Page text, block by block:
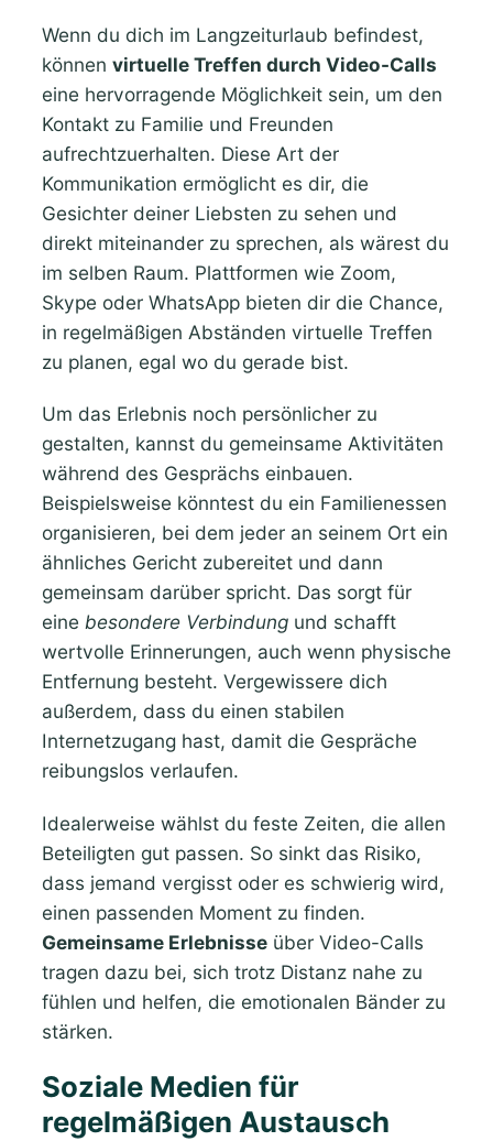
Wenn du dich im Langzeiturlaub befindest,
können virtuelle Treffen durch Video-Calls
eine hervorragende Möglichkeit sein, um den
Kontakt zu Familie und Freunden
aufrechtzuerhalten. Diese Art der
Kommunikation ermöglicht es dir, die
Gesichter deiner Liebsten zu sehen und
direkt miteinander zu sprechen, als wärest du
im selben Raum. Plattformen wie Zoom,
Skype oder WhatsApp bieten dir die Chance,
in regelmäßigen Abständen virtuelle Treffen
zu planen, egal wo du gerade bist.
Um das Erlebnis noch persönlicher zu
gestalten, kannst du gemeinsame Aktivitäten
während des Gesprächs einbauen.
Beispielsweise könntest du ein Familienessen
organisieren, bei dem jeder an seinem Ort ein
ähnliches Gericht zubereitet und dann
gemeinsam darüber spricht. Das sorgt für
eine besondere Verbindung und schafft
wertvolle Erinnerungen, auch wenn physische
Entfernung besteht. Vergewissere dich
außerdem, dass du einen stabilen
Internetzugang hast, damit die Gespräche
reibungslos verlaufen.
Idealerweise wählst du feste Zeiten, die allen
Beteiligten gut passen. So sinkt das Risiko,
dass jemand vergisst oder es schwierig wird,
einen passenden Moment zu finden.
Gemeinsame Erlebnisse über Video-Calls
tragen dazu bei, sich trotz Distanz nahe zu
fühlen und helfen, die emotionalen Bänder zu
stärken.
Soziale Medien für
regelmäßigen Austausch